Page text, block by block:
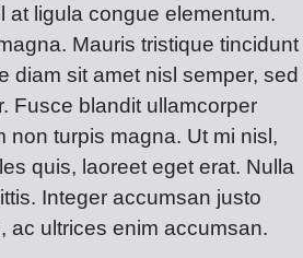
at ligula congue elementum.
Mauris tristique tincidunt
diam sit amet nisl semper, sed
Fusce blandit ullamcorper
non turpis magna. Ut mi nisl,
quis, laoreet eget erat. Nulla
Integer accumsan justo
ac ultrices enim accumsan.